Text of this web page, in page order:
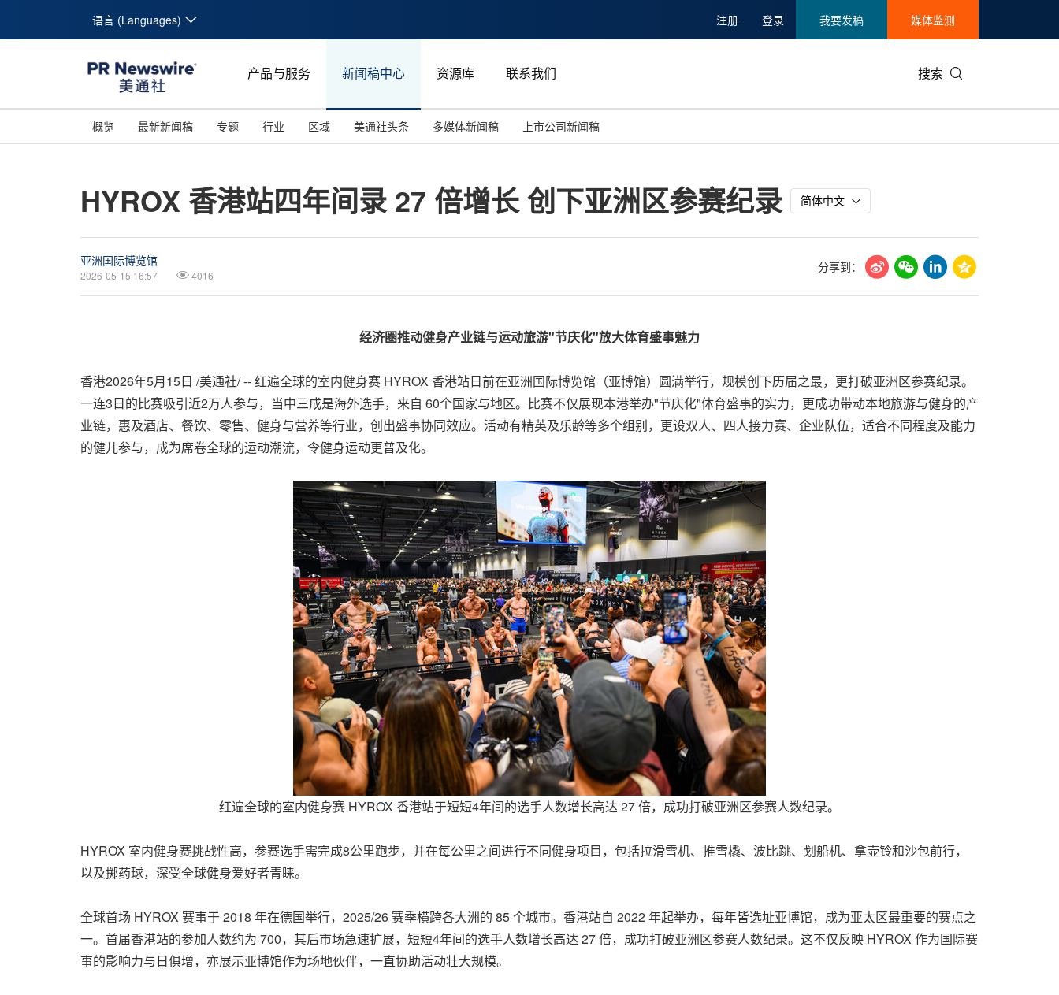
语言 (Languages) 注册 登录 我要发稿 媒体监测
产品与服务 新闻稿中心 资源库 联系我们 搜索
概览 最新新闻稿 专题
投资并购
碳中和
美国临床肿瘤学会(ASCO)
行业
能源化工与环保
娱乐时尚与艺术
区域
马来西亚
新加坡
美通社头条 多媒体新闻稿 上市公司新闻稿
HYROX 香港站四年间录 27 倍增长 创下亚洲区参赛纪录 简体中文
亚洲国际博览馆
2026-05-15 16:57 4016
分享到：
经济圈推动健身产业链与运动旅游"节庆化"放大体育盛事魅力
香港2026年5月15日 /美通社/ -- 红遍全球的室内健身赛 HYROX 香港站日前在亚洲国际博览馆（亚博馆）圆满举行，规模创下历届之最，更打破亚洲区参赛纪录。
一连3日的比赛吸引近2万人参与，当中三成是海外选手，来自 60个国家与地区。比赛不仅展现本港举办"节庆化"体育盛事的实力，更成功带动本地旅游与健身的产
业链，惠及酒店、餐饮、零售、健身与营养等行业，创出盛事协同效应。活动有精英及乐龄等多个组别，更设双人、四人接力赛、企业队伍，适合不同程度及能力
的健儿参与，成为席卷全球的运动潮流，令健身运动更普及化。
红遍全球的室内健身赛 HYROX 香港站于短短4年间的选手人数增长高达 27 倍，成功打破亚洲区参赛人数纪录。
HYROX 室内健身赛挑战性高，参赛选手需完成8公里跑步，并在每公里之间进行不同健身项目，包括拉滑雪机、推雪橇、波比跳、划船机、拿壶铃和沙包前行，
以及掷药球，深受全球健身爱好者青睐。
全球首场 HYROX 赛事于 2018 年在德国举行，2025/26 赛季横跨各大洲的 85 个城市。香港站自 2022 年起举办，每年皆选址亚博馆，成为亚太区最重要的赛点之
一。首届香港站的参加人数约为 700，其后市场急速扩展，短短4年间的选手人数增长高达 27 倍，成功打破亚洲区参赛人数纪录。这不仅反映 HYROX 作为国际赛
事的影响力与日俱增，亦展示亚博馆作为场地伙伴，一直协助活动壮大规模。